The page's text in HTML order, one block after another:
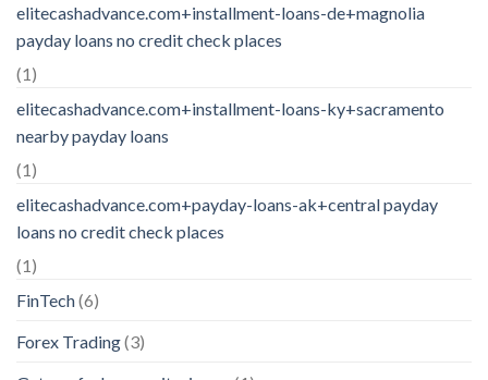
elitecashadvance.com+installment-loans-de+magnolia
payday loans no credit check places
(1)
elitecashadvance.com+installment-loans-ky+sacramento
nearby payday loans
(1)
elitecashadvance.com+payday-loans-ak+central payday
loans no credit check places
(1)
FinTech(6)
Forex Trading(3)